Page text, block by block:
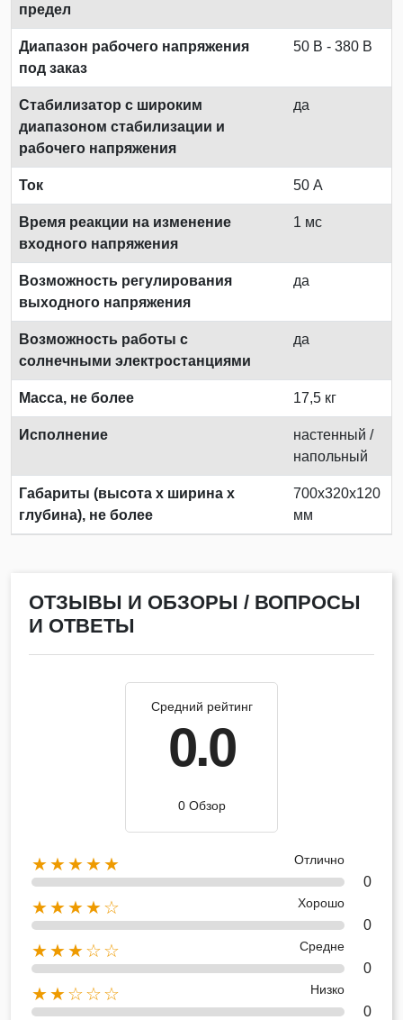
предел
Диапазон рабочего напряжения
под заказ
50 В - 380 В
Стабилизатор с широким
диапазоном стабилизации и
рабочего напряжения
да
Ток 50 А
Время реакции на изменение
входного напряжения
1 мс
Возможность регулирования
выходного напряжения
да
Возможность работы с
солнечными электростанциями
да
Масса, не более 17,5 кг
Исполнение
настенный /
напольный
Габариты (высота х ширина х
глубина), не более
700х320х120
мм
ОТЗЫВЫ И ОБЗОРЫ / ВОПРОСЫ
И ОТВЕТЫ
Средний рейтинг
0.0
0 Обзор
★★★★★ Отлично
0
★★★★☆ Хорошо
0
★★★☆☆ Средне
0
★★☆☆☆ Низко
0